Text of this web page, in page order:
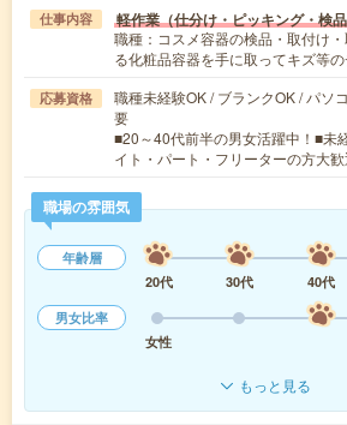
仕事内容 軽作業（仕分け・ピッキング・検
職種：コスメ容器の検品・取付け
る化粧品容器を手に取ってキズ等
応募資格
職種未経験OK / ブランクOK / パソ
要
■20～40代前半の男女活躍中！■
イト・パート・フリーターの方大
職場の雰囲気
年齢層
20代
30代 40代
男女比率
女性
もっと見る